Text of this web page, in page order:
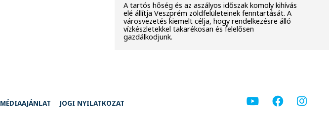
A tartós hőség és az aszályos időszak komoly kihívás
elé állítja Veszprém zöldfelületeinek fenntartását. A
városvezetés kiemelt célja, hogy rendelkezésre álló
vízkészletekkel takarékosan és felelősen
gazdálkodjunk.
MÉDIAAJÁNLAT JOGI NYILATKOZAT